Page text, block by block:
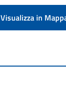
Visualizza in